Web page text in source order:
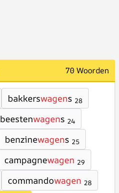
70 Woorden
bakkerswagens 28
beestenwagens 24
benzinewagens 25
campagnewagen 29
commandowagen 28